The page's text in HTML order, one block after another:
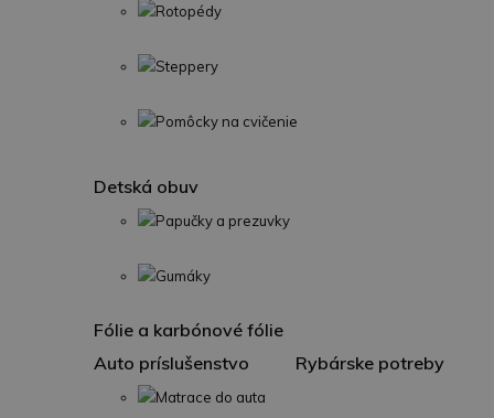
Rotopédy
Steppery
Pomôcky na cvičenie
Detská obuv
Papučky a prezuvky
Gumáky
Fólie a karbónové fólie
Auto príslušenstvo
Matrace do auta
Rybárske potreby